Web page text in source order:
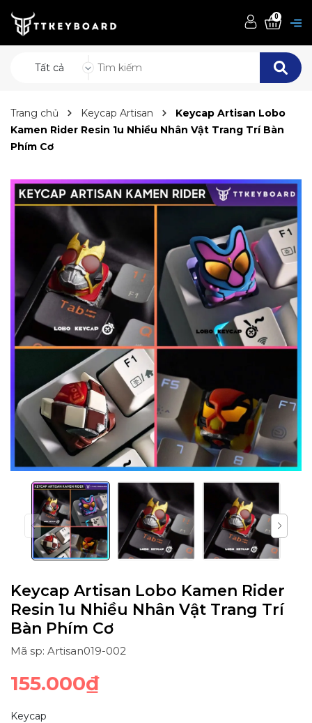
Tất cả
0
Trang chủ Keycap Artisan
Keycap Artisan Lobo
Kamen Rider Resin 1u Nhiều Nhân Vật Trang Trí Bàn
Phím Cơ
Keycap Artisan Lobo Kamen Rider
Resin 1u Nhiều Nhân Vật Trang Trí
Bàn Phím Cơ
Mã sp: Artisan019-002
155.000₫
Keycap